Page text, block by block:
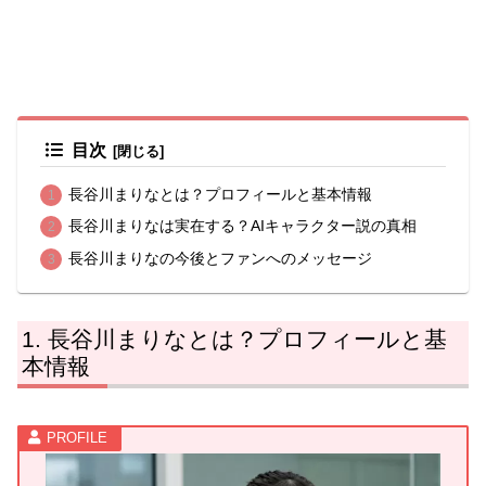
目次
長谷川まりなとは？プロフィールと基本情報
長谷川まりなは実在する？AIキャラクター説の真相
長谷川まりなの今後とファンへのメッセージ
長谷川まりなとは？プロフィールと基
本情報